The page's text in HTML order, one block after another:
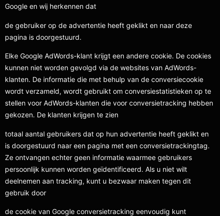
Google en wij herkennen dat
de gebruiker op de advertentie heeft geklikt en naar deze
pagina is doorgestuurd.
Elke Google AdWords-klant krijgt een andere cookie. De cookies
kunnen niet worden gevolgd via de websites van AdWords-
klanten. De informatie die met behulp van de conversiecookie
wordt verzameld, wordt gebruikt om conversiestatistieken op te
stellen voor AdWords-klanten die voor conversietracking hebben
gekozen. De klanten krijgen te zien
totaal aantal gebruikers dat op hun advertentie heeft geklikt en
is doorgestuurd naar een pagina met een conversietrackingtag.
Ze ontvangen echter geen informatie waarmee gebruikers
persoonlijk kunnen worden geïdentificeerd. Als u niet wilt
deelnemen aan tracking, kunt u bezwaar maken tegen dit
gebruik door
de cookie van Google conversietracking eenvoudig kunt